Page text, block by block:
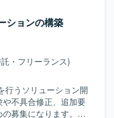
ションの構築
・フリーランス)
行うソリューション開
不具合修正、追加要
募集になります。